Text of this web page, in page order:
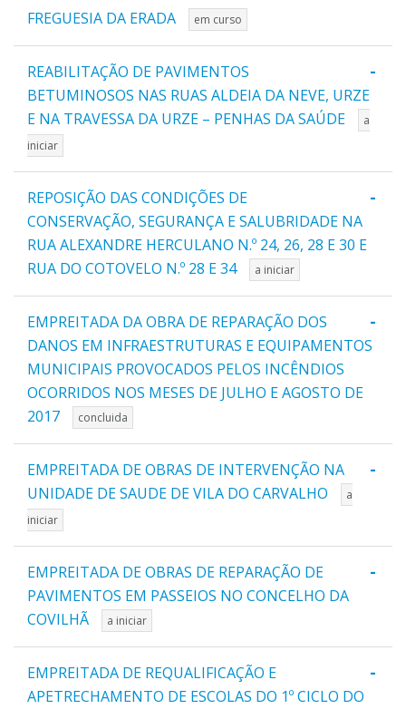
FREGUESIA DA ERADA
em curso
-
REABILITAÇÃO DE PAVIMENTOS
BETUMINOSOS NAS RUAS ALDEIA DA NEVE, URZE
E NA TRAVESSA DA URZE – PENHAS DA SAÚDE
a
iniciar
-
REPOSIÇÃO DAS CONDIÇÕES DE
CONSERVAÇÃO, SEGURANÇA E SALUBRIDADE NA
RUA ALEXANDRE HERCULANO N.º 24, 26, 28 E 30 E
RUA DO COTOVELO N.º 28 E 34
a iniciar
-
EMPREITADA DA OBRA DE REPARAÇÃO DOS
DANOS EM INFRAESTRUTURAS E EQUIPAMENTOS
MUNICIPAIS PROVOCADOS PELOS INCÊNDIOS
OCORRIDOS NOS MESES DE JULHO E AGOSTO DE
2017
concluida
-
EMPREITADA DE OBRAS DE INTERVENÇÃO NA
UNIDADE DE SAUDE DE VILA DO CARVALHO
a
iniciar
-
EMPREITADA DE OBRAS DE REPARAÇÃO DE
PAVIMENTOS EM PASSEIOS NO CONCELHO DA
COVILHÃ
a iniciar
-
EMPREITADA DE REQUALIFICAÇÃO E
APETRECHAMENTO DE ESCOLAS DO 1º CICLO DO